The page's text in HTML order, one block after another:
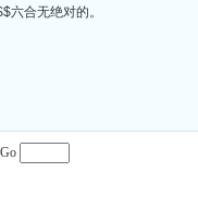
六合无绝对的。